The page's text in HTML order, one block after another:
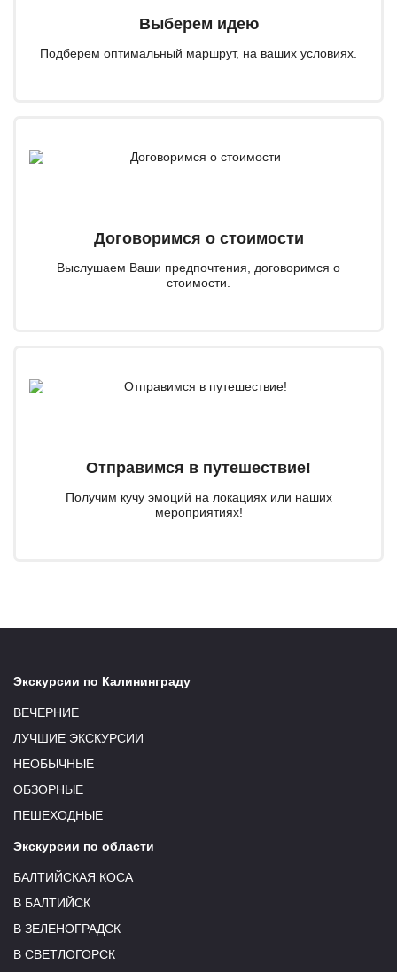
Выберем идею
Подберем оптимальный маршрут, на ваших условиях.
Договоримся о стоимости
Выслушаем Ваши предпочтения, договоримся о
стоимости.
Отправимся в путешествие!
Получим кучу эмоций на локациях или наших
мероприятиях!
Экскурсии по Калининграду
ВЕЧЕРНИЕ
ЛУЧШИЕ ЭКСКУРСИИ
НЕОБЫЧНЫЕ
ОБЗОРНЫЕ
ПЕШЕХОДНЫЕ
Экскурсии по области
БАЛТИЙСКАЯ КОСА
В БАЛТИЙСК
В ЗЕЛЕНОГРАДСК
В СВЕТЛОГОРСК